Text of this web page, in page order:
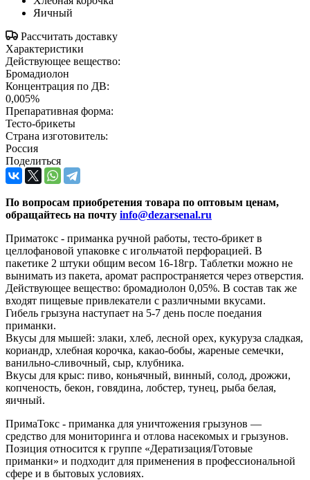
Яичный
Рассчитать доставку
Характеристики
Действующее вещество:
Бромадиолон
Концентрация по ДВ:
0,005%
Препаративная форма:
Тесто-брикеты
Страна изготовитель:
Россия
Поделиться
По вопросам приобретения товара по оптовым ценам,
обращайтесь на почту info@dezarsenal.ru
Приматокс - приманка ручной работы, тесто-брикет в
целлофановой упаковке с игольчатой перфорацией. В
пакетике 2 штуки общим весом 16-18гр. Таблетки можно не
вынимать из пакета, аромат распространяется через отверстия.
Действующее вещество: бромадиолон 0,05%. В состав так же
входят пищевые привлекатели с различными вкусами.
Гибель грызуна наступает на 5-7 день после поедания
приманки.
Вкусы для мышей: злаки, хлеб, лесной орех, кукуруза сладкая,
кориандр, хлебная корочка, какао-бобы, жареные семечки,
ванильно-сливочный, сыр, клубника.
Вкусы для крыс: пиво, коньячный, винный, солод, дрожжи,
копченость, бекон, говядина, лобстер, тунец, рыба белая,
яичный.
ПримаТокс - приманка для уничтожения грызунов —
средство для мониторинга и отлова насекомых и грызунов.
Позиция относится к группе «Дератизация/Готовые
приманки» и подходит для применения в профессиональной
сфере и в бытовых условиях.